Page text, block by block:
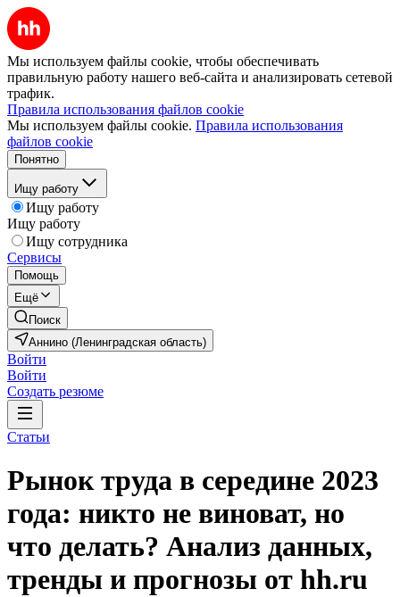
Мы используем файлы cookie, чтобы обеспечивать
правильную работу нашего веб-сайта и анализировать сетевой
трафик.
Правила использования файлов cookie
Мы используем файлы cookie. Правила использования
файлов cookie
Понятно
Ищу работу
Ищу работу
Ищу работу
Ищу сотрудника
Сервисы
Помощь
Ещё
Поиск
Аннино (Ленинградская область)
Войти
Войти
Создать резюме
Статьи
Рынок труда в середине 2023
года: никто не виноват, но
что делать? Анализ данных,
тренды и прогнозы от hh.ru